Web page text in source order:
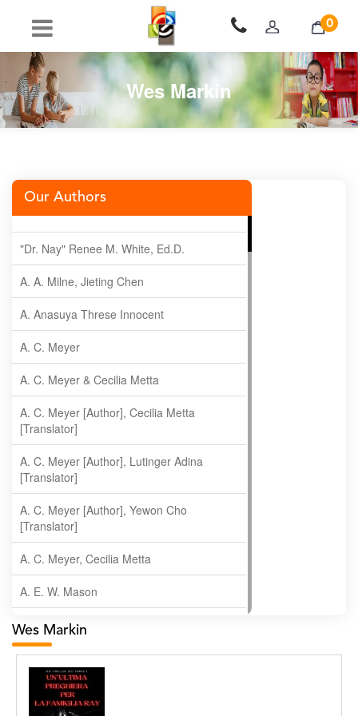
0
Wes Markin
Our Authors
"Dr. Nay" Renee M. White, Ed.D.
A. A. Milne, Jieting Chen
A. Anasuya Threse Innocent
A. C. Meyer
A. C. Meyer & Cecilia Metta
A. C. Meyer [Author], Cecilia Metta
[Translator]
A. C. Meyer [Author], Lutinger Adina
[Translator]
A. C. Meyer [Author], Yewon Cho
[Translator]
A. C. Meyer, Cecilia Metta
A. E. W. Mason
A. Gopala Krishna
A. Krishnamachari
A. Ramakrishnan
Wes Markin